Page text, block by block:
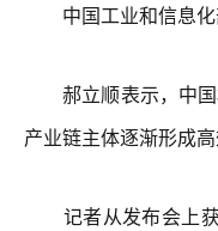
中国工业和信息化
郝立顺表示，中国
产业链主体逐渐形成
记者从发布会上获